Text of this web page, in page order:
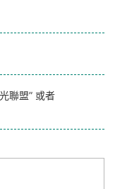
聯盟” 或者